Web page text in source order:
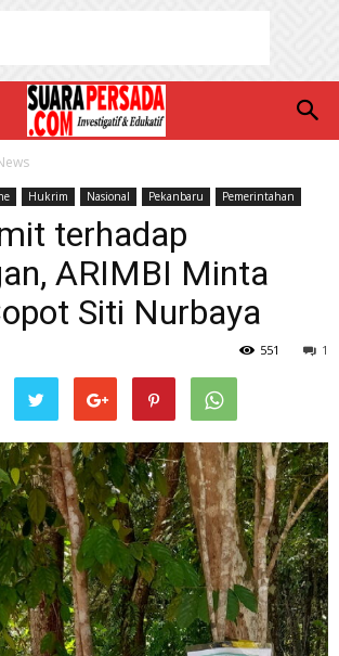
Hukrim Nasional Pekanbaru Pemerintahan
terhadap
ARIMBI Minta
Siti Nurbaya
1
551